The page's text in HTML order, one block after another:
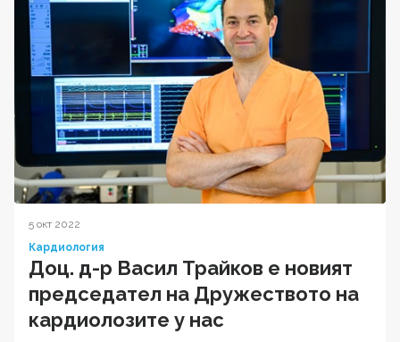
5 окт 2022
Кардиология
Доц. д-р Васил Трайков е новият
председател на Дружеството на
кардиолозите у нас